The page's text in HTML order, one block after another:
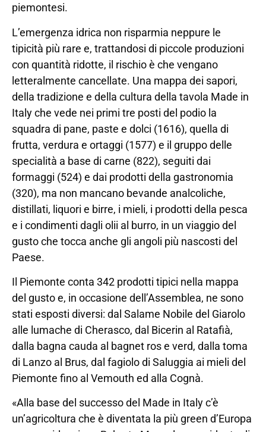
piemontesi.
L’emergenza idrica non risparmia neppure le
tipicità più rare e, trattandosi di piccole produzioni
con quantità ridotte, il rischio è che vengano
letteralmente cancellate. Una mappa dei sapori,
della tradizione e della cultura della tavola Made in
Italy che vede nei primi tre posti del podio la
squadra di pane, paste e dolci (1616), quella di
frutta, verdura e ortaggi (1577) e il gruppo delle
specialità a base di carne (822), seguiti dai
formaggi (524) e dai prodotti della gastronomia
(320), ma non mancano bevande analcoliche,
distillati, liquori e birre, i mieli, i prodotti della pesca
e i condimenti dagli olii al burro, in un viaggio del
gusto che tocca anche gli angoli più nascosti del
Paese.
Il Piemonte conta 342 prodotti tipici nella mappa
del gusto e, in occasione dell’Assemblea, ne sono
stati esposti diversi: dal Salame Nobile del Giarolo
alle lumache di Cherasco, dal Bicerin al Ratafià,
dalla bagna cauda al bagnet ros e verd, dalla toma
di Lanzo al Brus, dal fagiolo di Saluggia ai mieli del
Piemonte fino al Vemouth ed alla Cognà.
«Alla base del successo del Made in Italy c’è
un’agricoltura che è diventata la più green d’Europa